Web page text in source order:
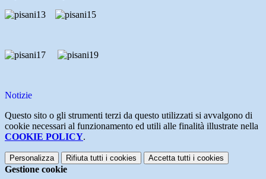
Notizie
Questo sito o gli strumenti terzi da questo utilizzati si avvalgono di
cookie necessari al funzionamento ed utili alle finalità illustrate nella
COOKIE POLICY.
Personalizza Rifiuta tutti i cookies Accetta tutti i cookies
Gestione cookie